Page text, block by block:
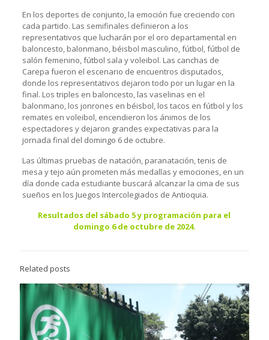
En los deportes de conjunto, la emoción fue creciendo con
cada partido. Las semifinales definieron a los
representativos que lucharán por el oro departamental en
baloncesto, balonmano, béisbol masculino, fútbol, fútbol de
salón femenino, fútbol sala y voleibol. Las canchas de
Carepa fueron el escenario de encuentros disputados,
donde los representativos dejaron todo por un lugar en la
final. Los triples en baloncesto, las vaselinas en el
balonmano, los jonrones en béisbol, los tacos en fútbol y los
remates en voleibol, encendieron los ánimos de los
espectadores y dejaron grandes expectativas para la
jornada final del domingo 6 de octubre.
Las últimas pruebas de natación, paranatación, tenis de
mesa y tejo aún prometen más medallas y emociones, en un
día donde cada estudiante buscará alcanzar la cima de sus
sueños en los Juegos Intercolegiados de Antioquia.
Resultados del sábado 5 y programación para el
domingo 6 de octubre de 2024.
Related posts